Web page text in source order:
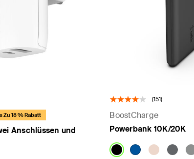
Zu 18 % Rabatt
Anschlüssen und
(151)
BoostCharge
Powerbank 10K/20K